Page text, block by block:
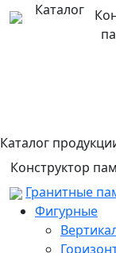
Каталог
Каталог
Конструктор
Гранитные
Фигурные